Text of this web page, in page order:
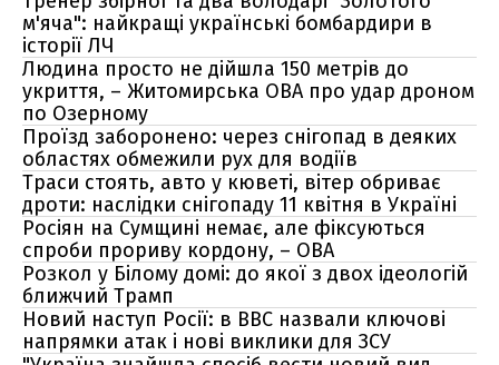
м'яча": найкращі українські бомбардири в
історії ЛЧ
Людина просто не дійшла 150 метрів до
укриття, – Житомирська ОВА про удар дроном
по Озерному
Проїзд заборонено: через снігопад в деяких
областях обмежили рух для водіїв
Траси стоять, авто у кюветі, вітер обриває
дроти: наслідки снігопаду 11 квітня в Україні
Росіян на Сумщині немає, але фіксуються
спроби прориву кордону, – ОВА
Розкол у Білому домі: до якої з двох ідеологій
ближчий Трамп
Новий наступ Росії: в BBC назвали ключові
напрямки атак і нові виклики для ЗСУ